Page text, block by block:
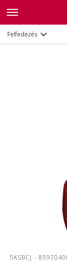
Felfedezés
5KSBCJ -